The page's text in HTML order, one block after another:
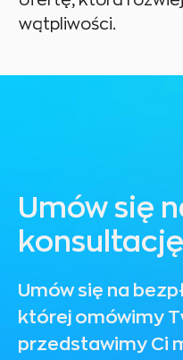
wątpliwości.
Umów się
konsultację
Umów się na
której omówimy
przedstawimy Ci